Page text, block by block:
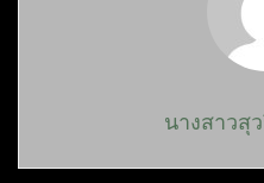
นางสาวสุ